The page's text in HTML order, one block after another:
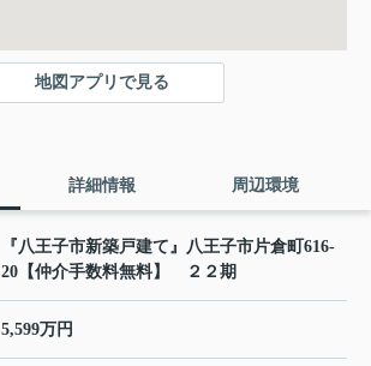
地図アプリで見る
詳細情報 周辺環境
『八王子市新築戸建て』八王子市片倉町616-
20【仲介手数料無料】 ２２期
5,599万円